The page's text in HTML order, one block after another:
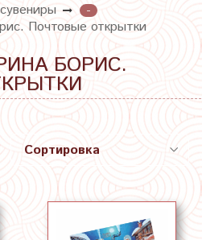
-
Почтовые открытки
БОРИС.